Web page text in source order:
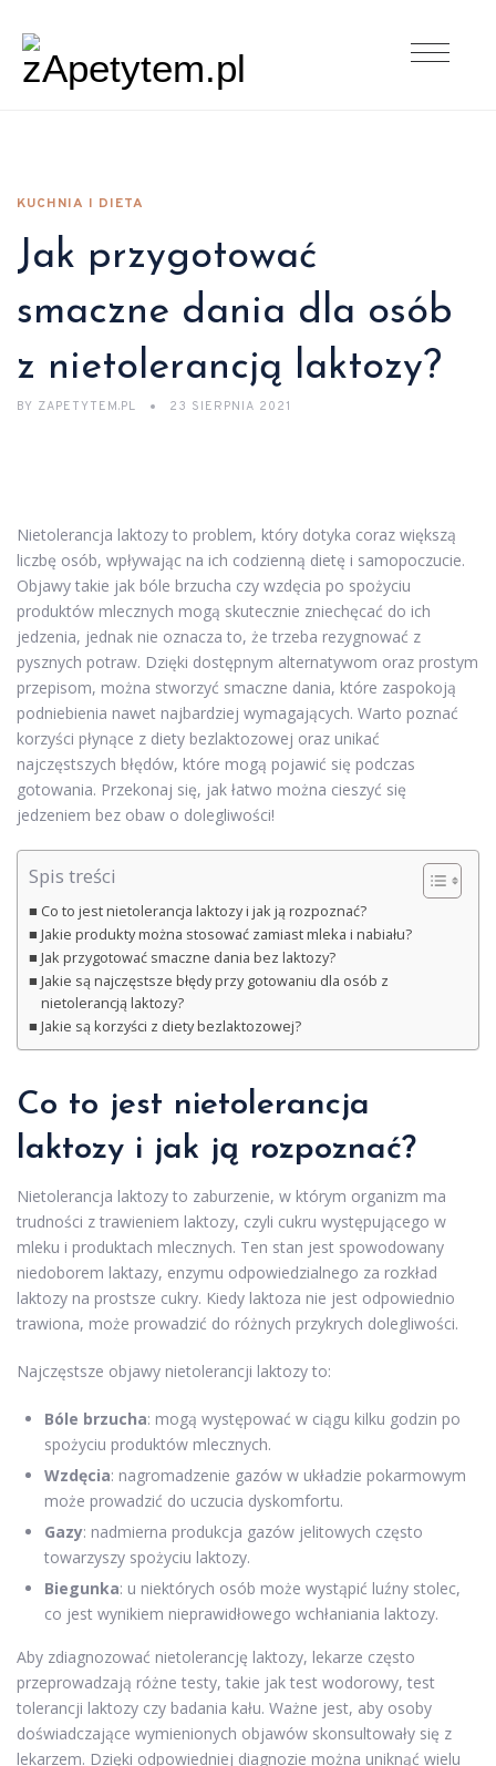
KUCHNIA I DIETA
Jak przygotować
smaczne dania dla osób
z nietolerancją laktozy?
BY ZAPETYTEM.PL 23 SIERPNIA 2021
Nietolerancja laktozy to problem, który dotyka coraz większą
liczbę osób, wpływając na ich codzienną dietę i samopoczucie.
Objawy takie jak bóle brzucha czy wzdęcia po spożyciu
produktów mlecznych mogą skutecznie zniechęcać do ich
jedzenia, jednak nie oznacza to, że trzeba rezygnować z
pysznych potraw. Dzięki dostępnym alternatywom oraz prostym
przepisom, można stworzyć smaczne dania, które zaspokoją
podniebienia nawet najbardziej wymagających. Warto poznać
korzyści płynące z diety bezlaktozowej oraz unikać
najczęstszych błędów, które mogą pojawić się podczas
gotowania. Przekonaj się, jak łatwo można cieszyć się
jedzeniem bez obaw o dolegliwości!
Spis treści
Co to jest nietolerancja laktozy i jak ją rozpoznać?
Jakie produkty można stosować zamiast mleka i nabiału?
Jak przygotować smaczne dania bez laktozy?
Jakie są najczęstsze błędy przy gotowaniu dla osób z
nietolerancją laktozy?
Jakie są korzyści z diety bezlaktozowej?
Co to jest nietolerancja
laktozy i jak ją rozpoznać?
Nietolerancja laktozy to zaburzenie, w którym organizm ma
trudności z trawieniem laktozy, czyli cukru występującego w
mleku i produktach mlecznych. Ten stan jest spowodowany
niedoborem laktazy, enzymu odpowiedzialnego za rozkład
laktozy na prostsze cukry. Kiedy laktoza nie jest odpowiednio
trawiona, może prowadzić do różnych przykrych dolegliwości.
Najczęstsze objawy nietolerancji laktozy to:
Bóle brzucha: mogą występować w ciągu kilku godzin po
spożyciu produktów mlecznych.
Wzdęcia: nagromadzenie gazów w układzie pokarmowym
może prowadzić do uczucia dyskomfortu.
Gazy: nadmierna produkcja gazów jelitowych często
towarzyszy spożyciu laktozy.
Biegunka: u niektórych osób może wystąpić luźny stolec,
co jest wynikiem nieprawidłowego wchłaniania laktozy.
Aby zdiagnozować nietolerancję laktozy, lekarze często
przeprowadzają różne testy, takie jak test wodorowy, test
tolerancji laktozy czy badania kału. Ważne jest, aby osoby
doświadczające wymienionych objawów skonsultowały się z
lekarzem. Dzięki odpowiedniej diagnozie można uniknąć wielu